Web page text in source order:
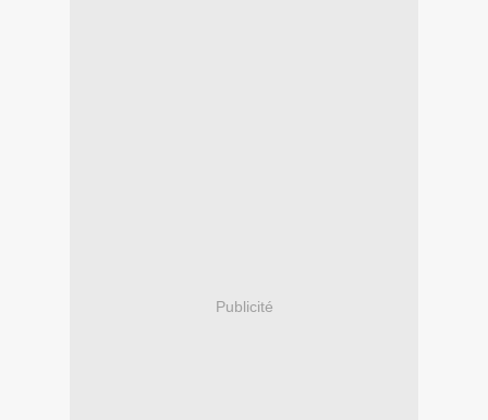
Publicité